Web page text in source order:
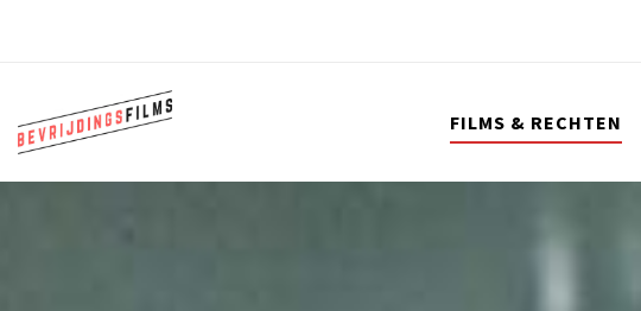
FILMS & RECHTEN